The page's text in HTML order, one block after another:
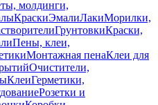
молдинги,
КраскиЭмалиЛакиМорилки,
ГрунтовкиКраски,
Пены, клеи,
Монтажная пенаКлеи для
Очистители,
КлеиГерметики,
Розетки и